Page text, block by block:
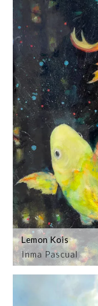
Inma Pascual
Lemon Kois